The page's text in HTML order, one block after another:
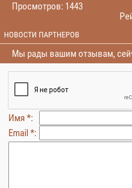
Просмотров: 1443
НОВОСТИ ПАРТНЕРОВ
Мы рады вашим отзывам,
Имя *:
Email *: